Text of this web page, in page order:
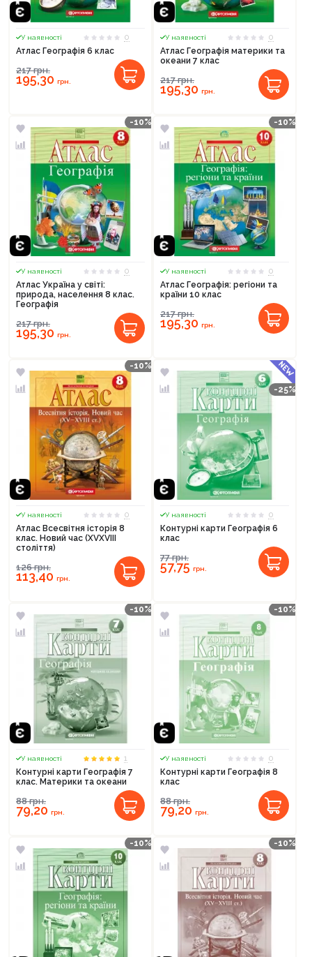
У наявності
0
Атлас Географія 6 клас
217грн.
195,30 грн.
У наявності
0
Атлас Географія материки та
океани 7 клас
217грн.
195,30 грн.
-10%
У наявності
0
Атлас Україна у світі:
природа, населення 8 клас.
Географія
217грн.
195,30 грн.
-10%
У наявності
0
Атлас Географія: регіони та
країни 10 клас
217грн.
195,30 грн.
-10%
У наявності
0
Атлас Всесвітня історія 8
клас. Новий час (XVXVIII
століття)
126грн.
113,40 грн.
-25%
У наявності
0
Контурні карти Географія 6
клас
77грн.
57,75 грн.
-10%
У наявності
1
Контурні карти Географія 7
клас. Материки та океани
88грн.
79,20 грн.
-10%
У наявності
0
Контурні карти Географія 8
клас
88грн.
79,20 грн.
-10% -10%